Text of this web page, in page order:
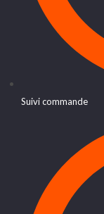
Suivi commande